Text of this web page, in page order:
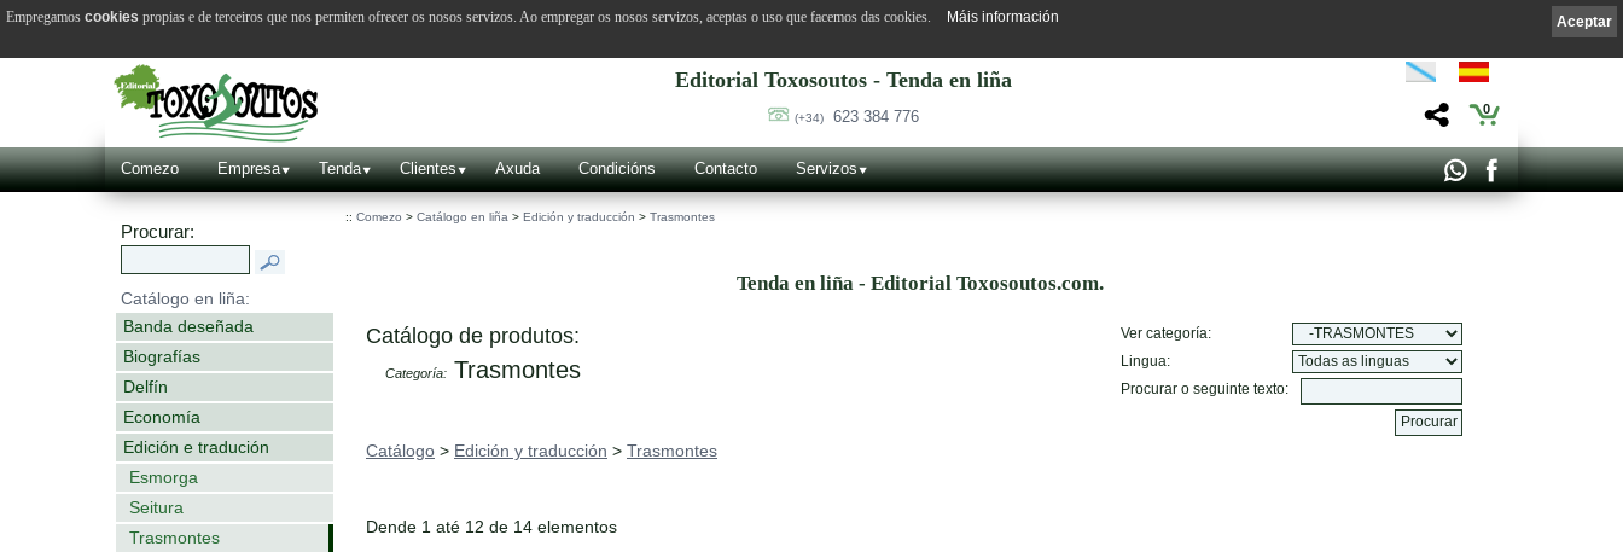
Editorial Toxosoutos - Tenda en liña
(+34) 623 384 776 0
Comezo Empresa Tenda Clientes Axuda Condicións Contacto Servizos
Procurar:
Catálogo en liña:
Banda deseñada
Biografías
Delfín
Economía
Edición e tradución
Esmorga
Seitura
Trasmontes
:: Comezo > Catálogo en liña > Edición y traducción > Trasmontes
Tenda en liña - Editorial Toxosoutos.com.
Catálogo de produtos:
Categoría: Trasmontes
Ver categoría:
Lingua:
Procurar o seguinte texto:
Catálogo > Edición y traducción > Trasmontes
Dende 1 até 12 de 14 elementos
Aceptar
Empregamos cookies propias e de terceiros que nos permiten ofrecer os nosos servizos. Ao empregar os nosos servizos, aceptas o uso que facemos das cookies. Máis información